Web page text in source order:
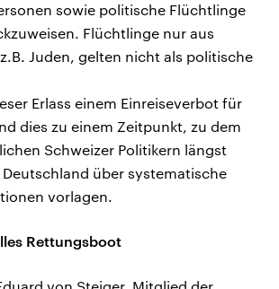
sowie politische Flüchtlinge
Flüchtlinge nur aus
Juden, gelten nicht als politische
Erlass einem Einreiseverbot für
dies zu einem Zeitpunkt, zu dem
Schweizer Politikern längst
über systematische
vorlagen.
Rettungsboot